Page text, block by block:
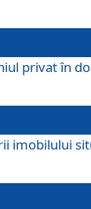
privat în
imobilului